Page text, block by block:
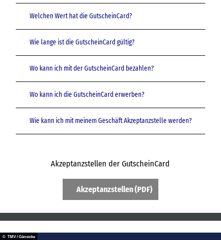
Welchen Wert hat die GutscheinCard?
Wie lange ist die GutscheinCard gültig?
Wo kann ich mit der GutscheinCard bezahlen?
Wo kann ich die GutscheinCard erwerben?
Wie kann ich mit meinem Geschäft Akzeptanzstelle werden?
Akzeptanzstellen der GutscheinCard
Akzeptanzstellen (PDF)
© TMV / Gänsicke